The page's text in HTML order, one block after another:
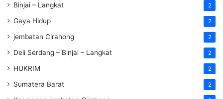
Binjai – Langkat 2
Gaya Hidup 2
jembatan Cirahong 2
Deli Serdang – Binjai – Langkat 2
HUKRIM 2
Sumatera Barat 2